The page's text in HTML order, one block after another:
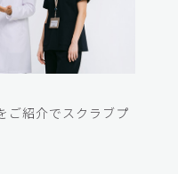
ご紹介でスクラブプ